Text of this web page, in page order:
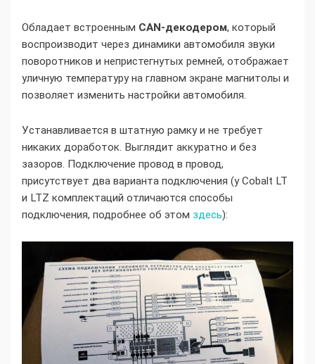
Обладает встроенным CAN-декодером, который
воспроизводит через динамики автомобиля звуки
поворотников и непристегнутых ремней, отображает
уличную температуру на главном экране магнитолы и
позволяет изменить настройки автомобиля.
Устанавливается в штатную рамку и не требует
никаких доработок. Выглядит аккуратно и без
зазоров. Подключение провод в провод,
присутствует два варианта подключения (у Cobalt LT
и LTZ комплектаций отличаются способы
подключения, подробнее об этом здесь):